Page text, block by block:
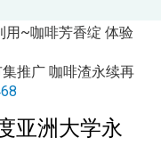
用~咖啡芳香绽 体验
推广 咖啡渣永续再
亚洲大学永